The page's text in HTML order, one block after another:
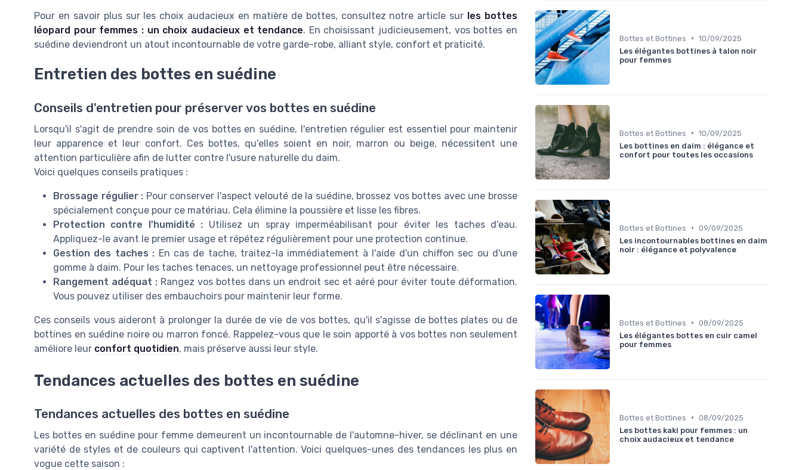
Pour en savoir plus sur les choix audacieux en matière de bottes, consultez notre article sur les bottes
léopard pour femmes : un choix audacieux et tendance. En choisissant judicieusement, vos bottes en
suédine deviendront un atout incontournable de votre garde-robe, alliant style, confort et praticité.
Entretien des bottes en suédine
Conseils d'entretien pour préserver vos bottes en suédine
Lorsqu'il s'agit de prendre soin de vos bottes en suédine, l'entretien régulier est essentiel pour maintenir
leur apparence et leur confort. Ces bottes, qu'elles soient en noir, marron ou beige, nécessitent une
attention particulière afin de lutter contre l'usure naturelle du daim.
Voici quelques conseils pratiques :
Brossage régulier : Pour conserver l'aspect velouté de la suédine, brossez vos bottes avec une brosse
spécialement conçue pour ce matériau. Cela élimine la poussière et lisse les fibres.
Protection contre l'humidité : Utilisez un spray imperméabilisant pour éviter les taches d'eau.
Appliquez-le avant le premier usage et répétez régulièrement pour une protection continue.
Gestion des taches : En cas de tache, traitez-la immédiatement à l'aide d'un chiffon sec ou d'une
gomme à daim. Pour les taches tenaces, un nettoyage professionnel peut être nécessaire.
Rangement adéquat : Rangez vos bottes dans un endroit sec et aéré pour éviter toute déformation.
Vous pouvez utiliser des embauchoirs pour maintenir leur forme.
Ces conseils vous aideront à prolonger la durée de vie de vos bottes, qu'il s'agisse de bottes plates ou de
bottines en suédine noire ou marron foncé. Rappelez-vous que le soin apporté à vos bottes non seulement
améliore leur confort quotidien, mais préserve aussi leur style.
Tendances actuelles des bottes en suédine
Tendances actuelles des bottes en suédine
Les bottes en suédine pour femme demeurent un incontournable de l'automne-hiver, se déclinant en une
variété de styles et de couleurs qui captivent l'attention. Voici quelques-unes des tendances les plus en
vogue cette saison :
Bottes et Bottines • 10/09/2025
Les élégantes bottines à talon noir
pour femmes
Bottes et Bottines • 10/09/2025
Les bottines en daim : élégance et
confort pour toutes les occasions
Bottes et Bottines • 09/09/2025
Les incontournables bottines en daim
noir : élégance et polyvalence
Bottes et Bottines • 08/09/2025
Les élégantes bottes en cuir camel
pour femmes
Bottes et Bottines • 08/09/2025
Les bottes kaki pour femmes : un
choix audacieux et tendance